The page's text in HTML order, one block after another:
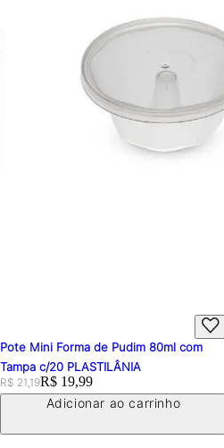
de Pudim 80ml com
ao carrinho
Leite
R$ 80,79